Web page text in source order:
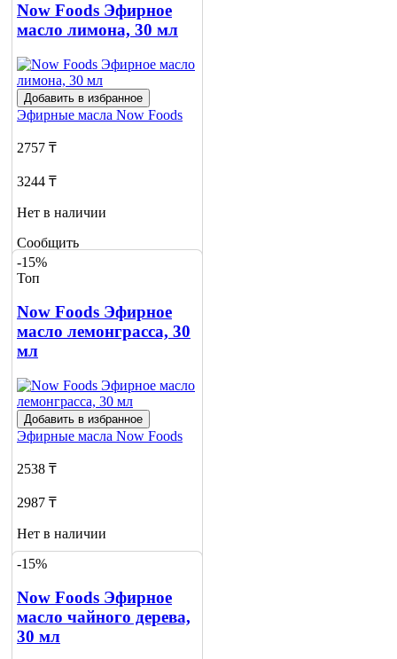
Now Foods Эфирное
масло лимона, 30 мл
Добавить в избранное
Эфирные масла Now Foods
2757 ₸
3244 ₸
Нет в наличии
Сообщить
о наличии
2
-15%
Топ
Now Foods Эфирное
масло лемонграсса, 30
мл
Добавить в избранное
Эфирные масла Now Foods
2538 ₸
2987 ₸
Нет в наличии
Сообщить
-15%
Now Foods Эфирное
масло чайного дерева,
30 мл